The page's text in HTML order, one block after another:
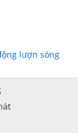
lượn sóng